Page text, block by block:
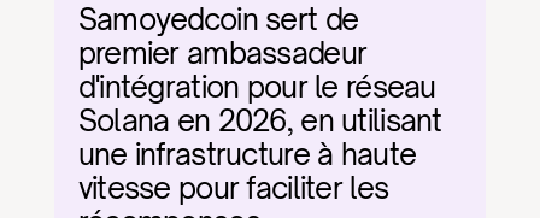
Samoyedcoin sert de
premier ambassadeur
d'intégration pour le réseau
Solana en 2026, en utilisant
une infrastructure à haute
vitesse pour faciliter les